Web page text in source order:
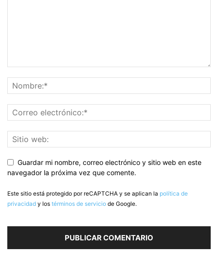
Guardar mi nombre, correo electrónico y sitio web en este
navegador la próxima vez que comente.
Este sitio está protegido por reCAPTCHA y se aplican la política de
privacidad y los términos de servicio de Google.